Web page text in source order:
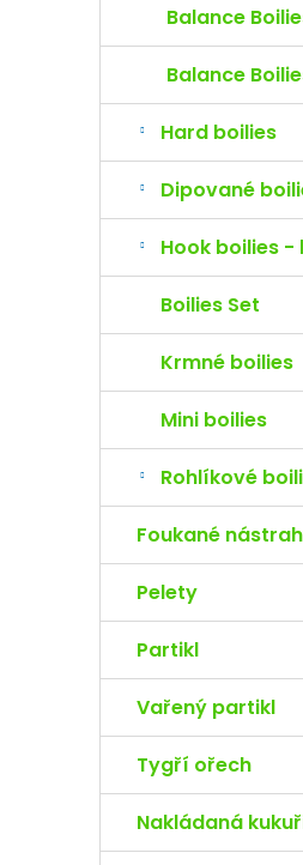
Balance
Balance
Hard boilies
Dipované
Hook boilies -
Boilies Set
Krmné boilies
Mini boilies
Rohlíkové
Foukané
Pelety
Partikl
Vařený partikl
Tygří ořech
Nakládaná